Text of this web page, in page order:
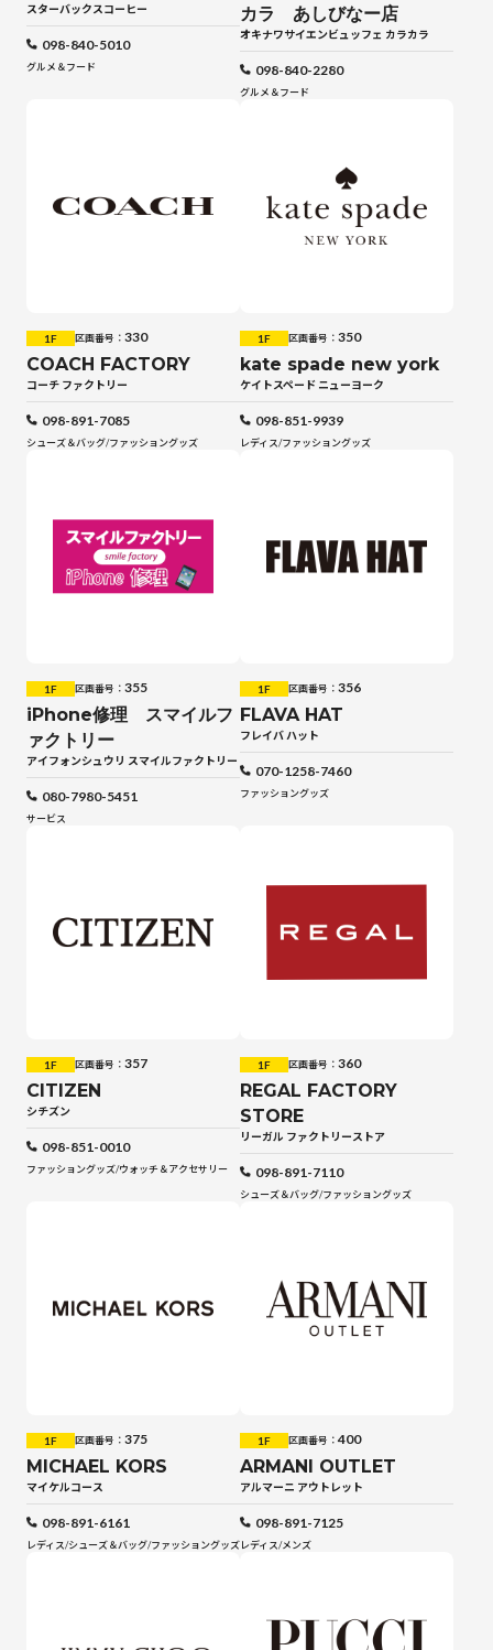
スターバックスコーヒー
098-840-5010
グルメ＆フード
カラ あしびなー店
オキナワサイエンビュッフェ カラカラ
098-840-2280
グルメ＆フード
1F 区画番号： 330
COACH FACTORY
コーチ ファクトリー
098-891-7085
シューズ＆バッグ/ファッショングッズ
1F 区画番号： 350
kate spade new york
ケイトスペード ニューヨーク
098-851-9939
レディス/ファッショングッズ
1F 区画番号： 355
iPhone修理 スマイルフ
ァクトリー
アイフォンシュウリ スマイルファクトリー
080-7980-5451
サービス
1F 区画番号： 356
FLAVA HAT
フレイバ ハット
070-1258-7460
ファッショングッズ
1F 区画番号： 357
CITIZEN
シチズン
098-851-0010
ファッショングッズ/ウォッチ＆アクセサリー
1F 区画番号： 360
REGAL FACTORY
STORE
リーガル ファクトリーストア
098-891-7110
シューズ＆バッグ/ファッショングッズ
1F 区画番号： 375
MICHAEL KORS
マイケルコース
098-891-6161
レディス/シューズ＆バッグ/ファッショングッズ
1F 区画番号：400
ARMANI OUTLET
アルマーニ アウトレット
098-891-7125
レディス/メンズ